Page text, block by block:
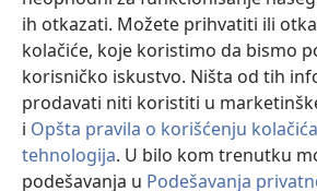
ih otkazati. Možete prihvatiti ili
kolačiće, koje koristimo da bismo
korisničko iskustvo. Ništa od tih
prodavati niti koristiti u
i Opšta pravila o korišćenju
tehnologija. U bilo kom trenutku
podešavanja u Podešavanja
prozor)
®
Watchtower Library®
Copyright© 2026 Watch Tower Bible and Tract